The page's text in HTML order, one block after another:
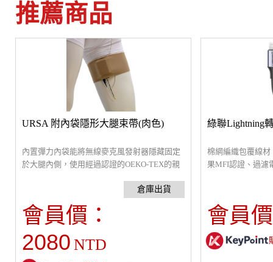
推薦商品
URSA 附內袋隱形大腿束帶(肉色)
內置彈力內袋能將無線麥克風發射器隱藏固定
於大腿內側，使用經過認證的OEKO-TEX的親
會員價：
2080 NTD
綠聯Lightning
棉網編織包覆線
果MFI認證、過濾
會員